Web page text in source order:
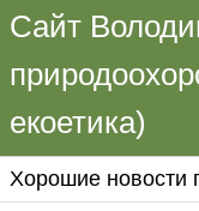
Сайт
екоетика)
Хорошие новости